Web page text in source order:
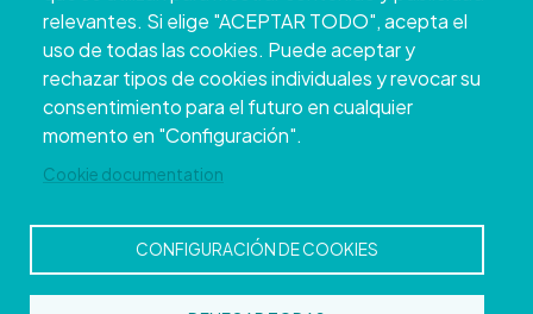
relevantes. Si elige "ACEPTAR TODO", acepta el
uso de todas las cookies. Puede aceptar y
rechazar tipos de cookies individuales y revocar su
consentimiento para el futuro en cualquier
momento en "Configuración".
Cookie documentation
CONFIGURACIÓN DE COOKIES
Copyright © 2026. Conseil provincial de
Pontevedra.
Tous droits réservés